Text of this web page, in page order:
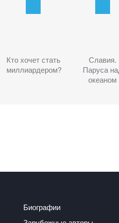
Кто хочет стать
миллиардером?
Славия.
Паруса
океаном
Биографии